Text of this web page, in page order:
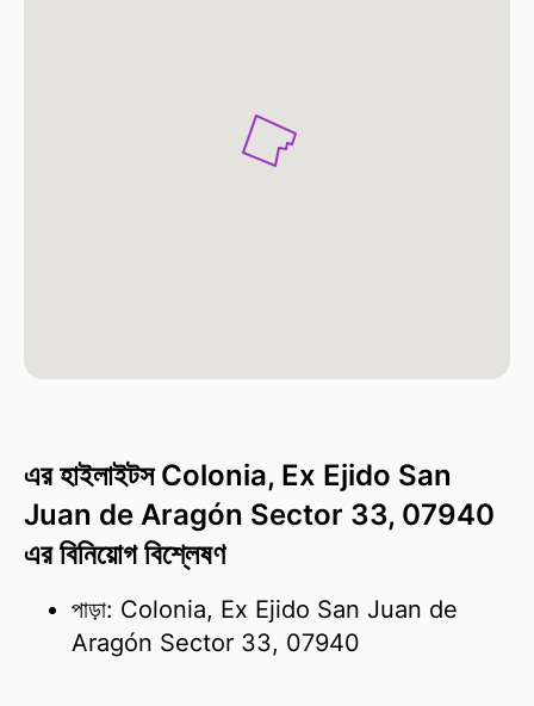
এর হাইলাইটস Colonia, Ex Ejido San
Juan de Aragón Sector 33, 07940
এর বিনিয়োগ বিশ্লেষণ
পাড়া: Colonia, Ex Ejido San Juan de
Aragón Sector 33, 07940